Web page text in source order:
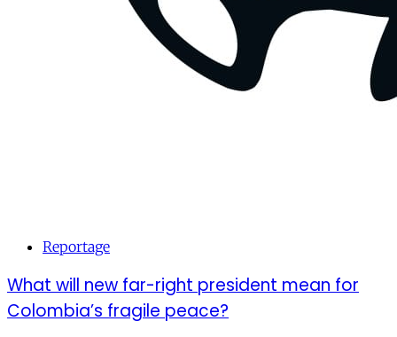
Reportage
What will new far-right president mean for
Colombia’s fragile peace?